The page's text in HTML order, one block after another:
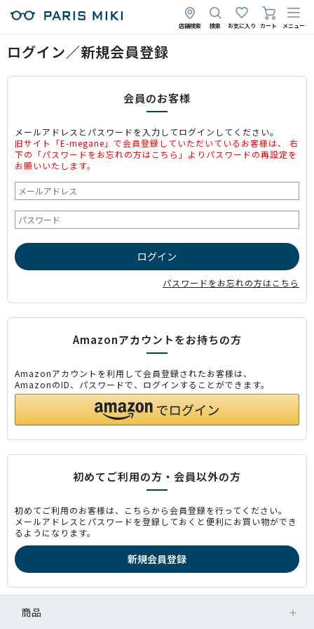
店舗検索 検索 お気に入り カート メニュー
ログイン／新規会員登録
会員のお客様
メールアドレスとパスワードを入力してログインしてください。
旧サイト「E-megane」で会員登録していただいているお客様は、 右
下の「パスワードをお忘れの方はこちら」よりパスワードの再設定を
お願いいたします。
パスワードをお忘れの方はこちら
Amazonアカウントをお持ちの方
Amazonアカウントを利用して会員登録されたお客様は、
AmazonのID、パスワードで、ログインすることができます。
初めてご利用の方・会員以外の方
初めてご利用のお客様は、こちらから会員登録を行ってください。
メールアドレスとパスワードを登録しておくと便利にお買い物ができ
るようになります。
商品